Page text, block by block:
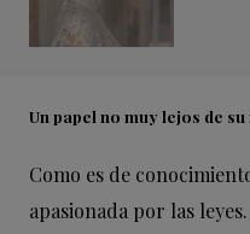
Un papel no muy lejos de
Como es de
apasionada por las